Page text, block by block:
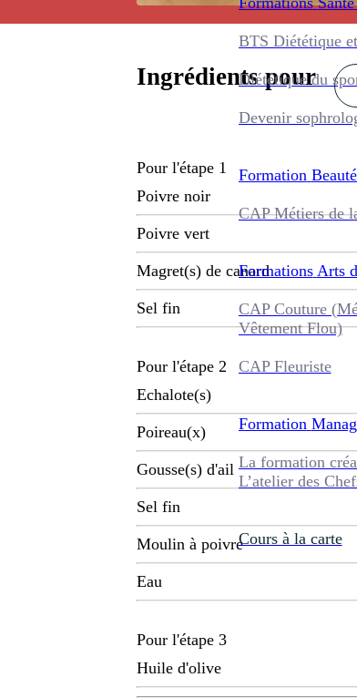
BTS Diététique
Diététique du
Devenir
Formation
CAP Métiers de
Formations Arts
CAP Couture
Vêtement Flou)
CAP Fleuriste
Formation
La formation
L’atelier des
Cours à la carte
Ingrédients pour
Pour l'étape 1
Poivre noir
Poivre vert
Magret(s) de canard
Sel fin
Pour l'étape 2
Echalote(s)
Poireau(x)
Gousse(s) d'ail
Sel fin
Moulin à poivre
Eau
Pour l'étape 3
Huile d'olive